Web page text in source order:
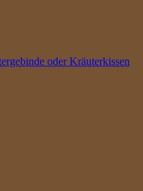
oder Kräuterkissen